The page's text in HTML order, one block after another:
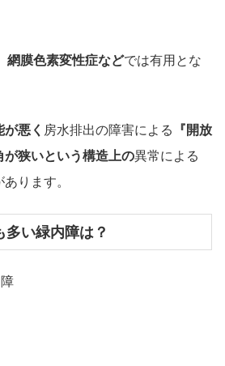
網膜色素変性症などでは有用とな
が悪く 房水排出の障害による
『開放
が狭いという構造上の異常による
あります。
多い緑内障は？